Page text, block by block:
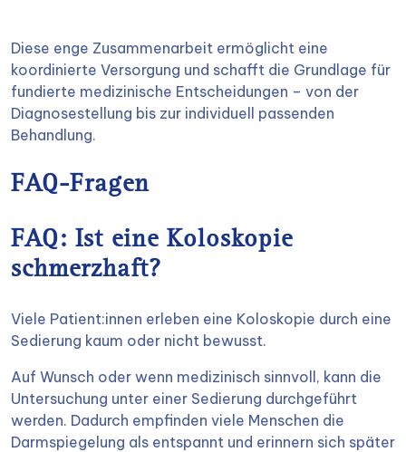
Diese enge Zusammenarbeit ermöglicht eine
koordinierte Versorgung und schafft die Grundlage für
fundierte medizinische Entscheidungen – von der
Diagnosestellung bis zur individuell passenden
Behandlung.
FAQ-Fragen
FAQ: Ist eine Koloskopie
schmerzhaft?
Viele Patient:innen erleben eine Koloskopie durch eine
Sedierung kaum oder nicht bewusst.
Auf Wunsch oder wenn medizinisch sinnvoll, kann die
Untersuchung unter einer Sedierung durchgeführt
werden. Dadurch empfinden viele Menschen die
Darmspiegelung als entspannt und erinnern sich später